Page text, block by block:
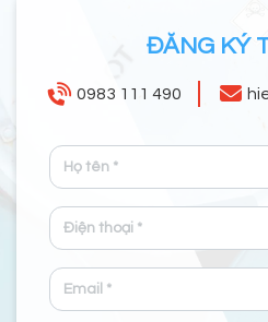
ĐĂNG KÝ
0983 111 490